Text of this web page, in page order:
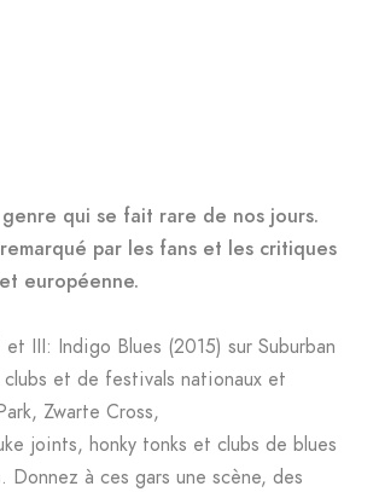
qui se fait rare de nos jours.
par les fans et les critiques
européenne.
III: Indigo Blues (2015) sur Suburban
et de festivals nationaux et
Zwarte Cross,
joints, honky tonks et clubs de blues
Donnez à ces gars une scène, des